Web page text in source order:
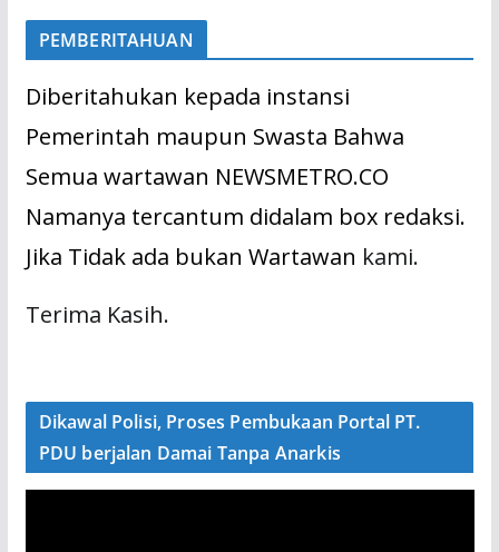
PEMBERITAHUAN
Diberitahukan kepada instansi
Pemerintah maupun Swasta Bahwa
Semua wartawan NEWSMETRO.CO
Namanya tercantum didalam box redaksi.
Jika Tidak ada bukan Wartawan kami.
Terima Kasih.
Dikawal Polisi, Proses Pembukaan Portal PT.
PDU berjalan Damai Tanpa Anarkis